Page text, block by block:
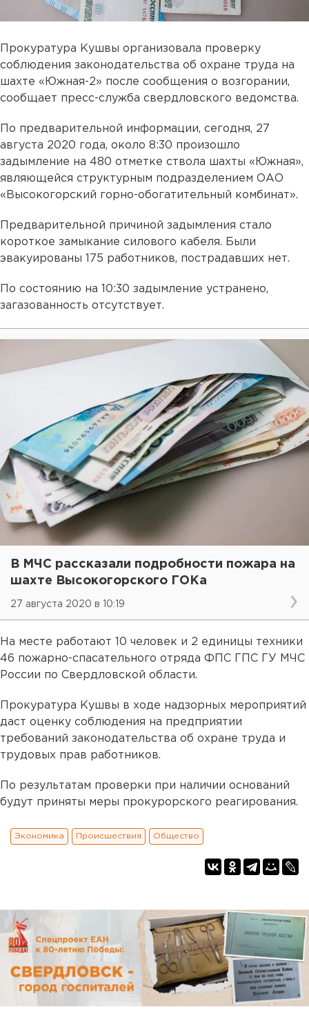
Прокуратура Кушвы организовала проверку
соблюдения законодательства об охране труда на
шахте «Южная-2» после сообщения о возгорании,
сообщает пресс-служба свердловского ведомства.
По предварительной информации, сегодня, 27
августа 2020 года, около 8:30 произошло
задымление на 480 отметке ствола шахты «Южная»,
являющейся структурным подразделением ОАО
«Высокогорский горно-обогатительный комбинат».
Предварительной причиной задымления стало
короткое замыкание силового кабеля. Были
эвакуированы 175 работников, пострадавших нет.
По состоянию на 10:30 задымление устранено,
загазованность отсутствует.
В МЧС рассказали подробности пожара на
шахте Высокогорского ГОКа
27 августа 2020 в 10:19
На месте работают 10 человек и 2 единицы техники
46 пожарно-спасательного отряда ФПС ГПС ГУ МЧС
России по Свердловской области.
Прокуратура Кушвы в ходе надзорных мероприятий
даст оценку соблюдения на предприятии
требований законодательства об охране труда и
трудовых прав работников.
По результатам проверки при наличии оснований
будут приняты меры прокурорского реагирования.
Экономика Происшествия Общество